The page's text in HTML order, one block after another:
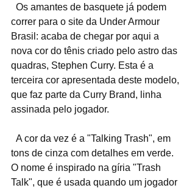
correr para o site da Under Armour
Brasil: acaba de chegar por aqui a
nova cor do tênis criado pelo astro das
quadras, Stephen Curry. Esta é a
terceira cor apresentada deste modelo,
que faz parte da Curry Brand, linha
assinada pelo jogador.
tons de cinza com detalhes em verde.
O nome é inspirado na gíria "Trash
Talk", que é usada quando um jogador